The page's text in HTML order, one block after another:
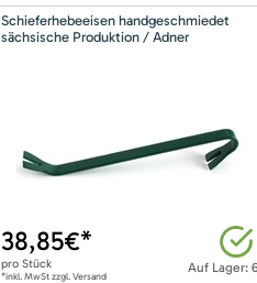
Schieferhebeeisen handgeschmiedet
sächsische Produktion / Adner
Auf Lager: 6
38,85€*
pro Stück
*inkl. MwSt zzgl. Versand